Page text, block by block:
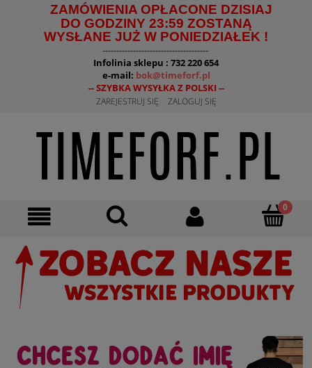
ZAMÓWIENIA OPŁACONE DZISIAJ
DO GODZINY 23:59 ZOSTANĄ
WYSŁANE JUŻ W PONIEDZIAŁEK !
--------------------------------------
Infolinia sklepu : 732 220 654
e-mail: bok@timeforf.pl
-- SZYBKA WYSYŁKA Z POLSKI --
ZAREJESTRUJ SIĘ ZALOGUJ SIĘ